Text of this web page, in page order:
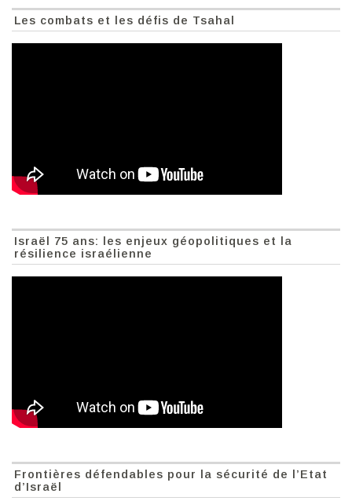
Les combats et les défis de Tsahal
Israël 75 ans: les enjeux géopolitiques et la
résilience israélienne
Frontières défendables pour la sécurité de l’Etat
d’Israël